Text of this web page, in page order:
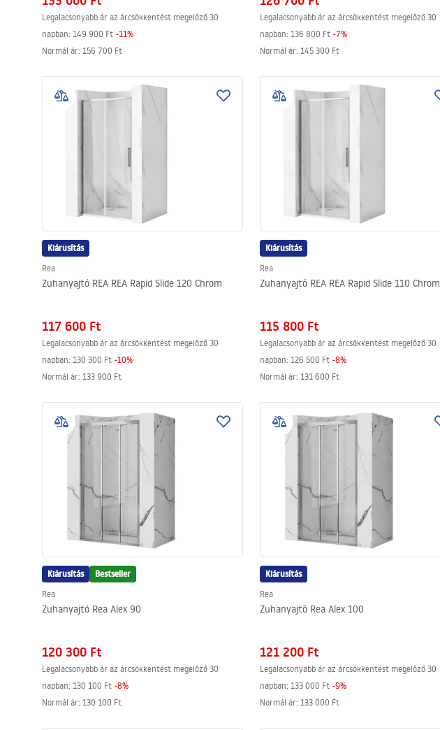
Legalacsonyabb ár az árcsökkentést megelőző 30
napban: 149 900 Ft -11%
Normál ár: 156 700 Ft
Legalacsonyabb ár az árcsökkentést megelőző 30
napban: 136 800 Ft -7%
Normál ár: 145 300 Ft
Kiárusítás
Rea
Zuhanyajtó REA REA Rapid Slide 120 Chrom
117 600 Ft
Legalacsonyabb ár az árcsökkentést megelőző 30
napban: 130 300 Ft -10%
Normál ár: 133 900 Ft
Kiárusítás
Rea
Zuhanyajtó REA REA Rapid Slide 110 Chrom
115 800 Ft
Legalacsonyabb ár az árcsökkentést megelőző 30
napban: 126 500 Ft -8%
Normál ár: 131 600 Ft
Kiárusítás Bestseller
Rea
Zuhanyajtó Rea Alex 90
120 300 Ft
Legalacsonyabb ár az árcsökkentést megelőző 30
napban: 130 100 Ft -8%
Normál ár: 130 100 Ft
Kiárusítás
Rea
Zuhanyajtó Rea Alex 100
121 200 Ft
Legalacsonyabb ár az árcsökkentést megelőző 30
napban: 133 000 Ft -9%
Normál ár: 133 000 Ft